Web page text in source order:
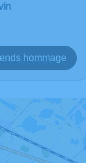
hommage